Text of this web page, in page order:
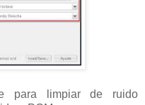
para limpiar de ruido